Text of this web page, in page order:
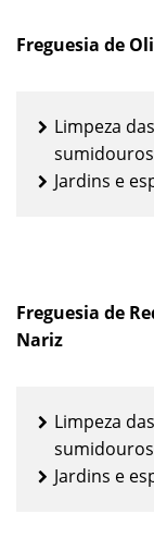
Freguesia de
Limpeza
Jardins e
Freguesia de
Nariz
Limpeza
Jardins e